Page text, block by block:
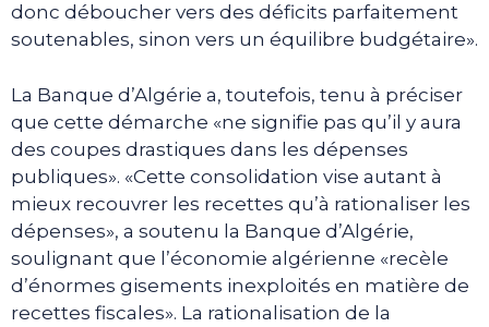
donc déboucher vers des déficits parfaitement
soutenables, sinon vers un équilibre budgétaire».
La Banque d’Algérie a, toutefois, tenu à préciser
que cette démarche «ne signifie pas qu’il y aura
des coupes drastiques dans les dépenses
publiques». «Cette consolidation vise autant à
mieux recouvrer les recettes qu’à rationaliser les
dépenses», a soutenu la Banque d’Algérie,
soulignant que l’économie algérienne «recèle
d’énormes gisements inexploités en matière de
recettes fiscales». La rationalisation de la